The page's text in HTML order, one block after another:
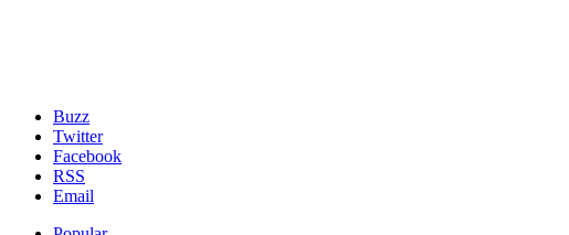
Buzz
Twitter
Facebook
RSS
Email